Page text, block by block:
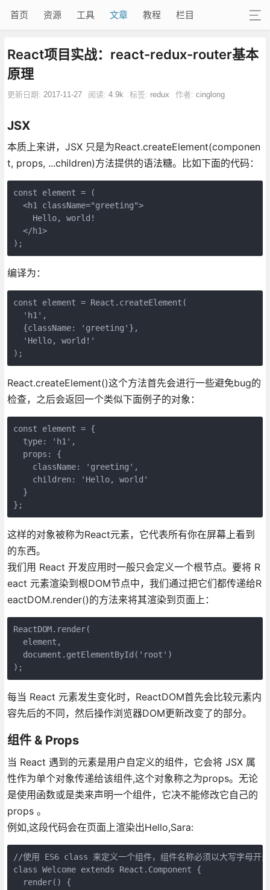
首页 资源 工具 文章 教程 栏目
React项目实战：react-redux-router基本
原理
更新日期: 2017-11-27 阅读: 4.9k 标签: redux 作者: cinglong
JSX
本质上来讲，JSX 只是为React.createElement(componen
t, props, ...children)方法提供的语法糖。比如下面的代码：
const element = (
  <h1 className="greeting">
    Hello, world!
  </h1>
);
编译为：
const element = React.createElement(
  'h1',
  {className: 'greeting'},
  'Hello, world!'
);
React.createElement()这个方法首先会进行一些避免bug的
检查，之后会返回一个类似下面例子的对象：
const element = {
  type: 'h1',
  props: {
    className: 'greeting',
    children: 'Hello, world'
  }
};
这样的对象被称为React元素，它代表所有你在屏幕上看到
的东西。
我们用 React 开发应用时一般只会定义一个根节点。要将 R
eact 元素渲染到根DOM节点中，我们通过把它们都传递给R
eactDOM.render()的方法来将其渲染到页面上：
ReactDOM.render(
  element,
  document.getElementById('root')
);
每当 React 元素发生变化时，ReactDOM首先会比较元素内
容先后的不同，然后操作浏览器DOM更新改变了的部分。
组件 & Props
当 React 遇到的元素是用户自定义的组件，它会将 JSX 属
性作为单个对象传递给该组件,这个对象称之为props。无论
是使用函数或是类来声明一个组件，它决不能修改它自己的
props 。
例如,这段代码会在页面上渲染出Hello,Sara:
//使用 ES6 class 来定义一个组件，组件名称必须以大写字母开
class Welcome extends React.Component {
  render() {